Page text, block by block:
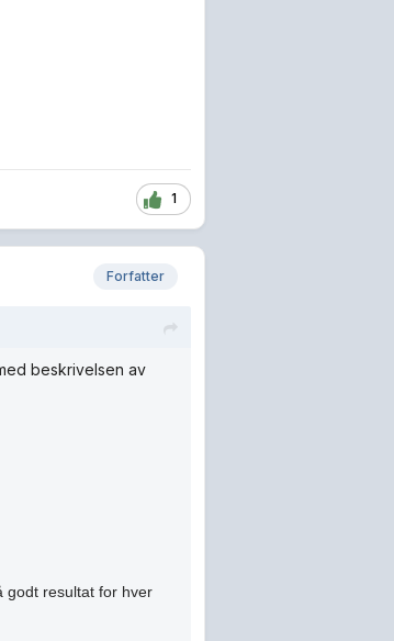
1
Forfatter
beskrivelsen av
godt resultat for hver